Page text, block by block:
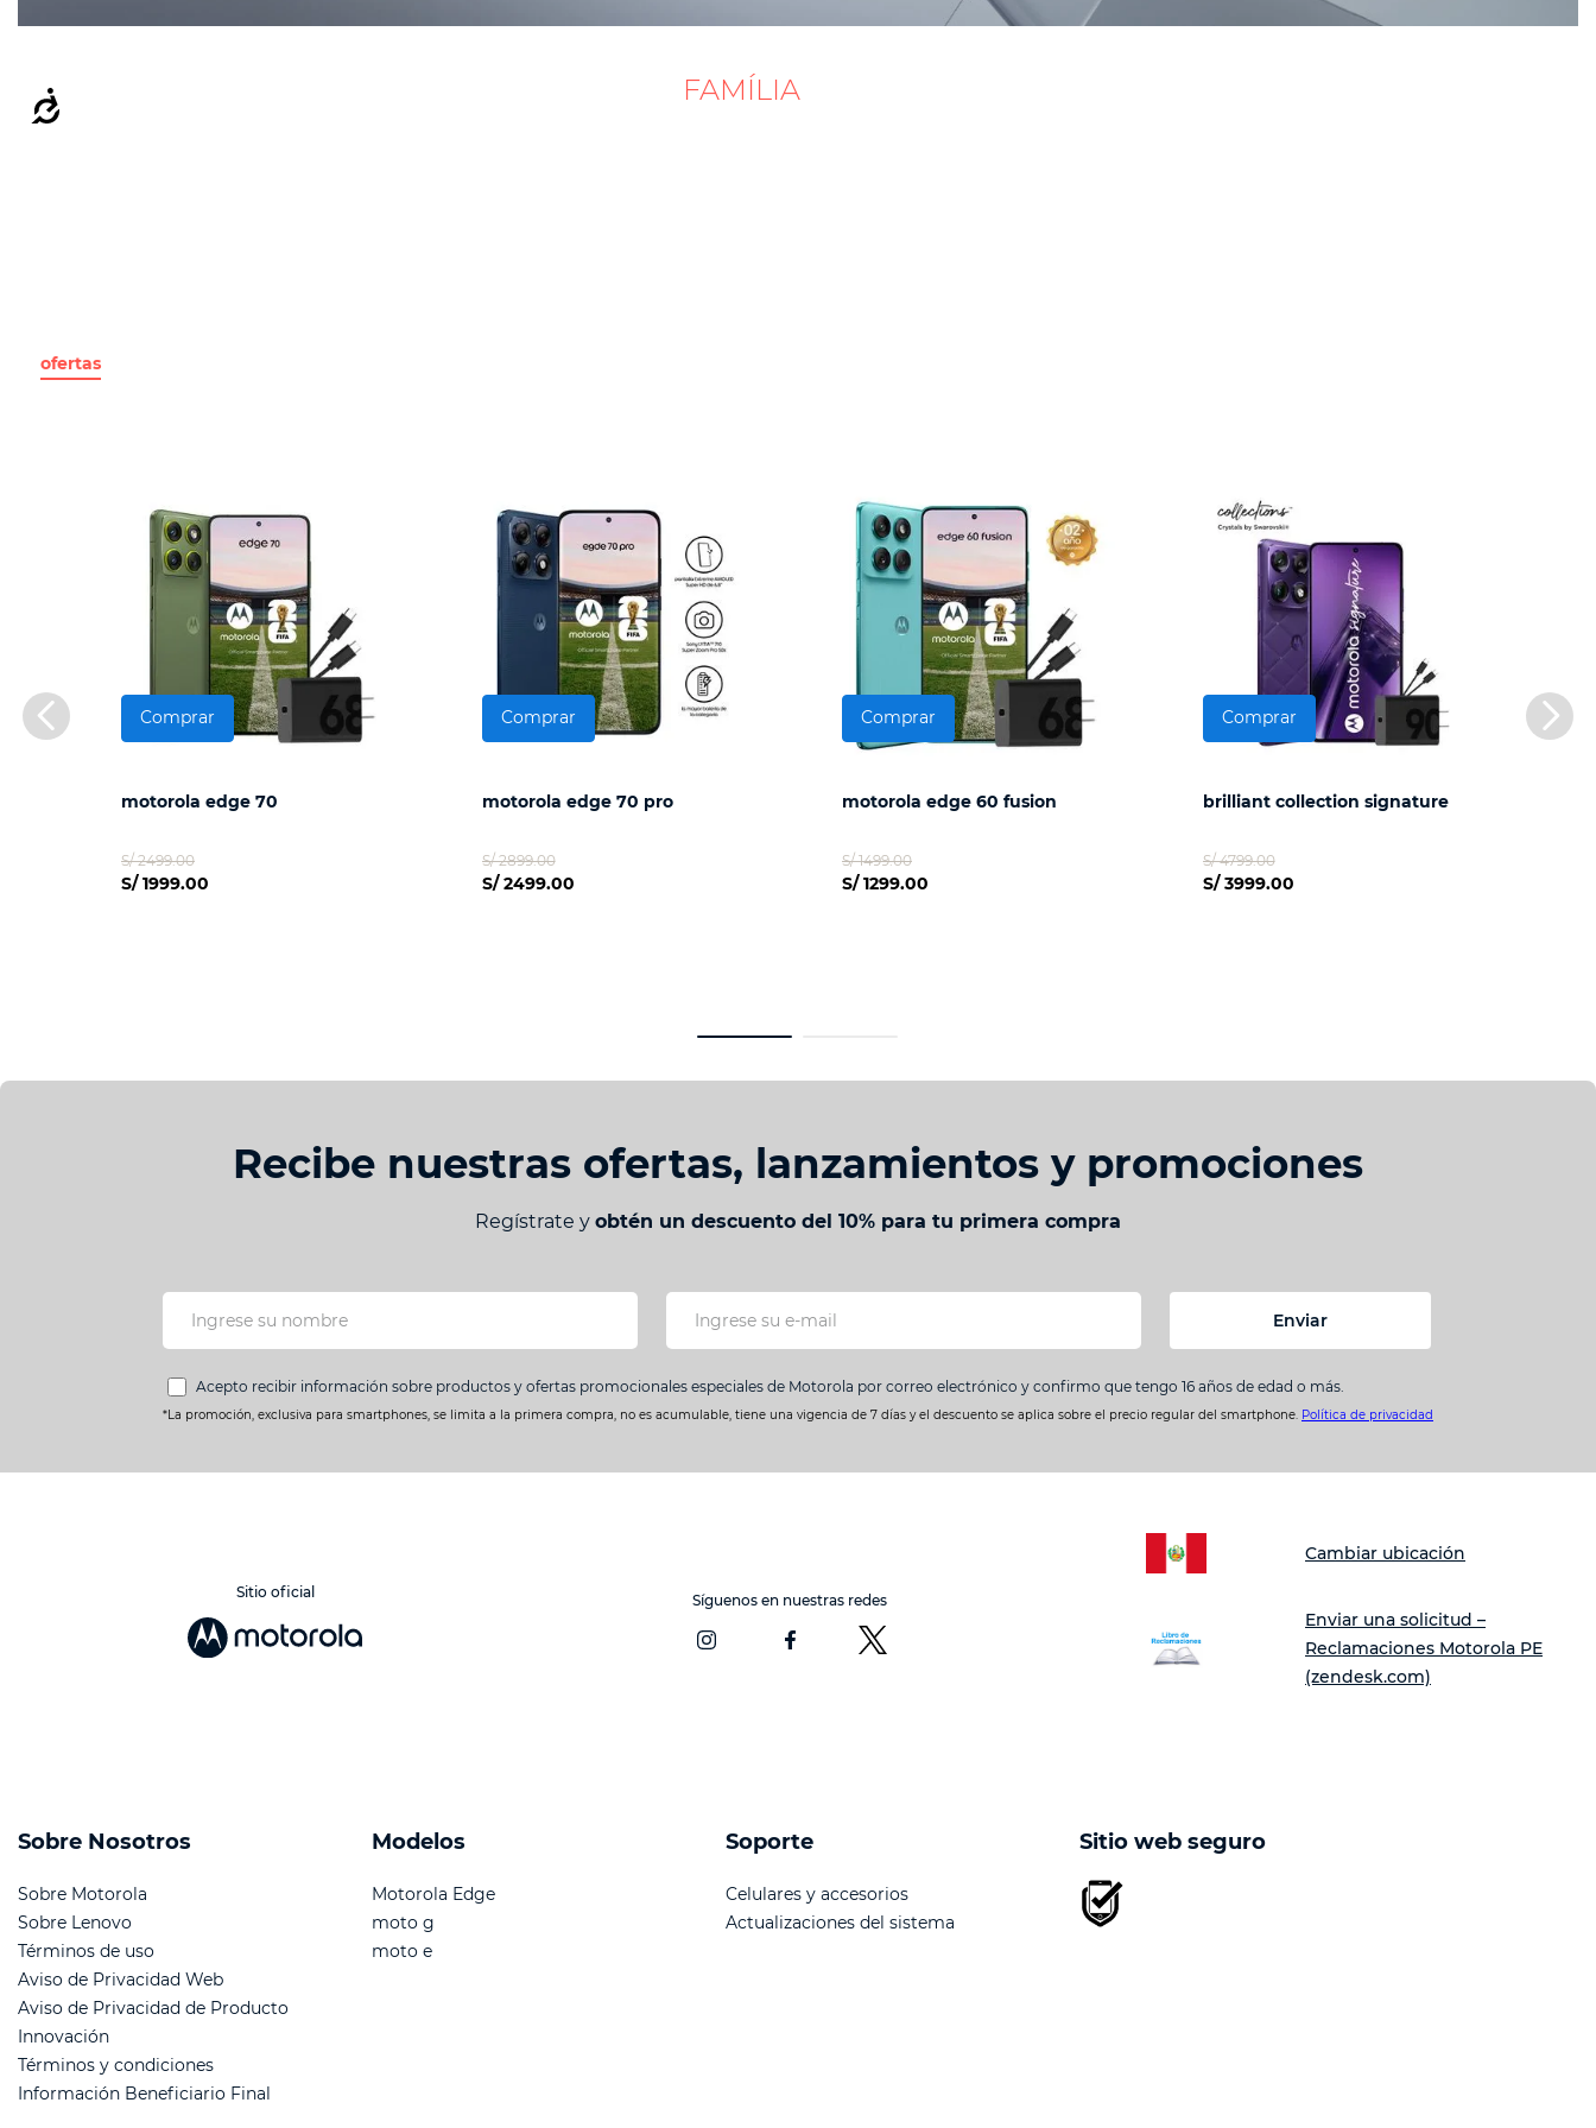
Accesibilidad
10. motorola edge
FAMÍLIA
ofertas
Comprar
motorola edge 70
S/ 2499.00
S/ 1999.00
Comprar
motorola edge 70 pro
S/ 2899.00
S/ 2499.00
Comprar
motorola edge 60 fusion
S/ 1499.00
S/ 1299.00
Comprar
brilliant collection signature
S/ 4799.00
S/ 3999.00
Recibe nuestras ofertas, lanzamientos y promociones
Regístrate y obtén un descuento del 10% para tu primera compra
Enviar
Acepto recibir información sobre productos y ofertas promocionales especiales de Motorola por correo electrónico y confirmo que tengo 16 años de edad o más.
*La promoción, exclusiva para smartphones, se limita a la primera compra, no es acumulable, tiene una vigencia de 7 días y el descuento se aplica sobre el precio regular del smartphone. Política de privacidad
Sitio oficial Síguenos en nuestras redes
Cambiar ubicación
Enviar una solicitud –
Reclamaciones Motorola PE
(zendesk.com)
Sobre Nosotros
Sobre Motorola
Sobre Lenovo
Términos de uso
Aviso de Privacidad Web
Aviso de Privacidad de Producto
Innovación
Términos y condiciones
Información Beneficiario Final
Modelos
Motorola Edge
moto g
moto e
Soporte
Celulares y accesorios
Actualizaciones del sistema
Sitio web seguro